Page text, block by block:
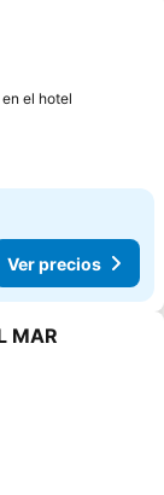
el hotel
Ver precios
MAR